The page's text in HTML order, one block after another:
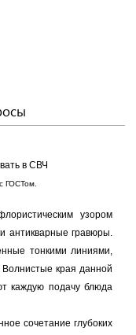
в СВЧ
ГОСТом.
узором
антикварные гравюры.
тонкими линиями,
Волнистые края данной
каждую подачу блюда
сочетание глубоких